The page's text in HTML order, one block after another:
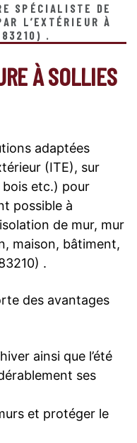
SPÉCIALISTE DE
L’EXTÉRIEUR À
.
À SOLLIES
adaptées
(ITE), sur
etc.) pour
possible à
de mur, mur
maison, bâtiment,
.
des avantages
ainsi que l’été
ses
et protéger le